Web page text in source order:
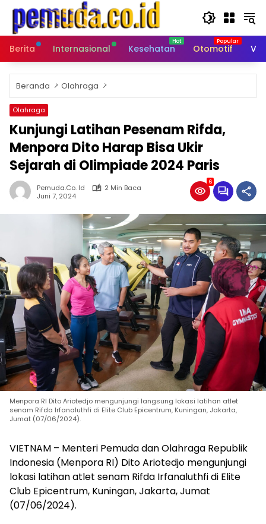
Langsung
konten
Berita
Internasional Kesehatan Otomotif
Beranda Olahraga
Olahraga
Kunjungi Latihan Pesenam Rifda,
Menpora Dito Harap Bisa Ukir
Sejarah di Olimpiade 2024 Paris
Pemuda.co. Id
2 Min Baca
Juni 7, 2024
6
Menpora RI Dito Ariotedjo mengunjungi langsung lokasi latihan atlet
senam Rifda Irfanaluthfi di Elite Club Epicentrum, Kuningan, Jakarta,
Jumat (07/06/2024).
VIETNAM – Menteri Pemuda dan Olahraga Republik
Indonesia (Menpora RI) Dito Ariotedjo mengunjungi
lokasi latihan atlet senam Rifda Irfanaluthfi di Elite
Club Epicentrum, Kuningan, Jakarta, Jumat
(07/06/2024).